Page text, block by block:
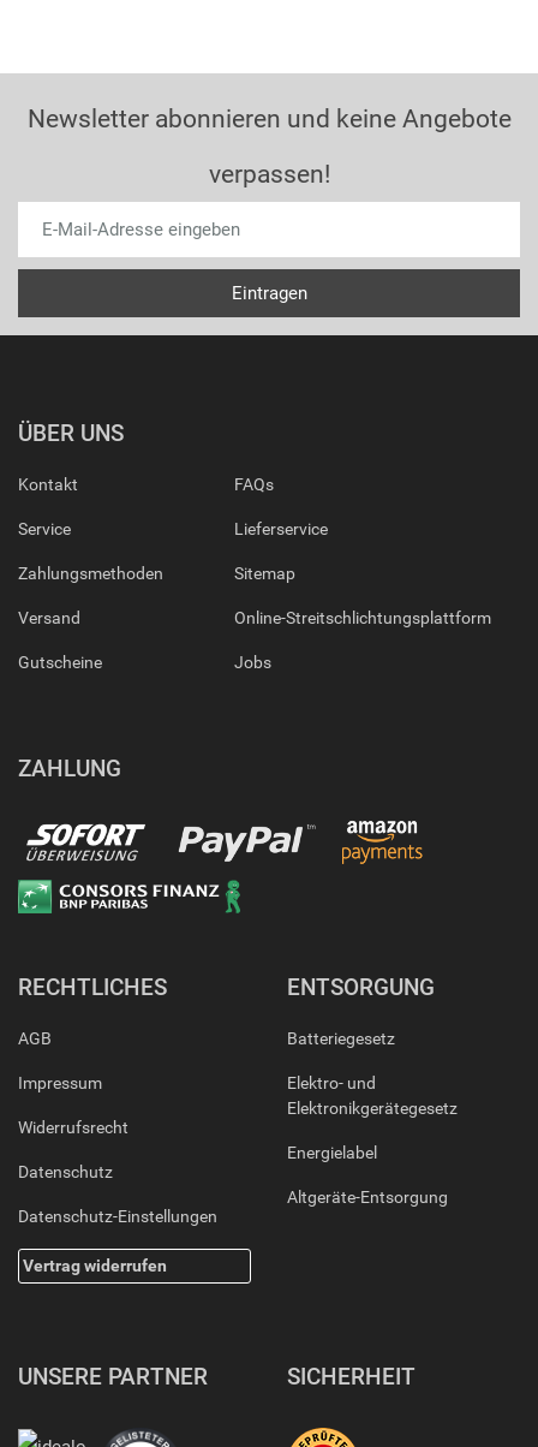
Newsletter abonnieren und keine Angebote
verpassen!
ÜBER UNS
Kontakt
Service
Zahlungsmethoden
Versand
Gutscheine
FAQs
Lieferservice
Sitemap
Online-Streitschlichtungsplattform
Jobs
ZAHLUNG
RECHTLICHES
AGB
Impressum
Widerrufsrecht
Datenschutz
Datenschutz-Einstellungen
Vertrag widerrufen
ENTSORGUNG
Batteriegesetz
Elektro- und
Elektronikgerätegesetz
Energielabel
Altgeräte-Entsorgung
UNSERE PARTNER SICHERHEIT